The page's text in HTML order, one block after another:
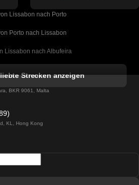
Lissabon nach Porto
Porto nach Lissabon
Lissabon nach Albufeira
Lissabon nach Lagos
Lissabon nach Madrid
Strecken anzeigen
BKR 9061, Malta
KL, Hong Kong